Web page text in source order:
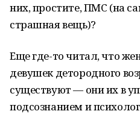
них, простите, ПМС (на
страшная вещь)?
Еще где-то читал, что
девушек детородного
существуют — они их в
подсознанием и